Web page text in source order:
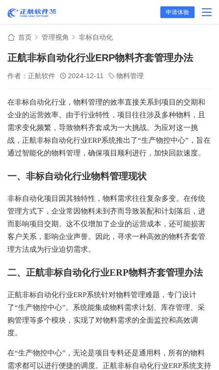
申请体验
首页 管理视角 非标自动化
正航非标自动化行业ERP物料齐套管理办法
作者：正航软件 2024-12-11 物料管理
在非标自动化行业，物料管理的效率直接关系到项目的交期和
企业的运营效率。由于行业特性，项目往往涉及多种物料，且
需求变化频繁，导致物料齐套成为一大挑战。为应对这一挑
战，正航非标自动化行业ERP系统推出了“生产物控中心”，旨在
通过智能化的物料管理，确保项目顺利进行，加快回款速度。
一、非标自动化行业物料管理现状
非标自动化项目因其独特性，物料需求往往复杂多变。在传统
管理方式下，企业常因物料未到齐而导致装配和计划落后，进
而影响项目交期。这不仅增加了企业的运营成本，还可能损害
客户关系，影响企业声誉。因此，寻求一种高效的物料齐套管
理方法成为行业迫切需求。
二、正航非标自动化行业ERP物料齐套管理办法
正航非标自动化行业ERP系统针对物料管理难题，专门设计
了“生产物控中心”。系统能集成物料需求计划、库存管理、采
购管理等多个模块，实现了对物料需求的全面监控和高效调
度。
在“生产物控中心”，无论是项目专料还是通用料，所有的物料
需求都可以进行便捷的调度。正航非标自动化行业ERP系统支持